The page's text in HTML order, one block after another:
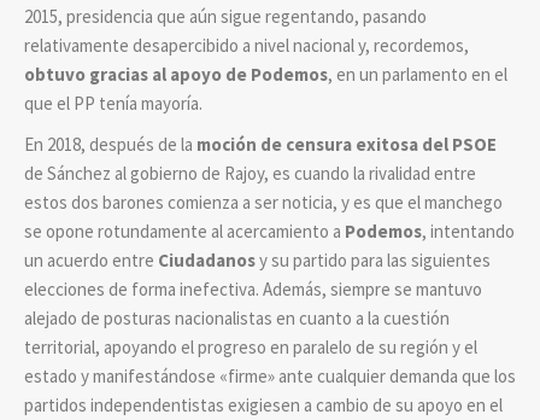
2015, presidencia que aún sigue regentando, pasando
relativamente desapercibido a nivel nacional y, recordemos,
obtuvo gracias al apoyo de Podemos, en un parlamento en el
que el PP tenía mayoría.
En 2018, después de la moción de censura exitosa del PSOE
de Sánchez al gobierno de Rajoy, es cuando la rivalidad entre
estos dos barones comienza a ser noticia, y es que el manchego
se opone rotundamente al acercamiento a Podemos, intentando
un acuerdo entre Ciudadanosy su partido para las siguientes
elecciones de forma inefectiva. Además, siempre se mantuvo
alejado de posturas nacionalistas en cuanto a la cuestión
territorial, apoyando el progreso en paralelo de su región y el
estado y manifestándose «firme» ante cualquier demanda que los
partidos independentistas exigiesen a cambio de su apoyo en el